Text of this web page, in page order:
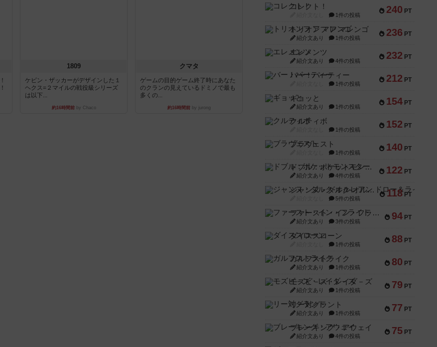
1809
ケビン・ザッカーがデザインした１
ヘクス=２マイルの戦役級シリーズ
は以下...
約16時間前by Chaco
クマタ
ゲームの目的ゲーム終了時にあなた
のクランの見えているドミノで最も
多くの...
約16時間前by jurong
240 PT
コレクト！
1件の投稿
236 PT
トリオンフ ア マレンゴ
紹介文あり 1件の投稿
232 PT
エレメンツ
紹介文あり 4件の投稿
212 PT
バー！パーティー
1件の投稿
154 PT
ギョッと
紹介文あり 1件の投稿
152 PT
クルティボ
1件の投稿
140 PT
ブラヴェスト
1件の投稿
122 PT
ドブル：ポケットモンスター
紹介文あり 4件の投稿
118 PT
ジャンヌ・ダルク-オルレアン ドロー＆ライト
5件の投稿
94 PT
ファースト・イン・フライト
紹介文あり 3件の投稿
88 PT
ダイススローン
1件の投稿
80 PT
ガルフストライク
紹介文あり 1件の投稿
79 PT
モズビ－ズ・レイダ－ズ
紹介文あり 1件の投稿
77 PT
リー対グラント
紹介文あり 1件の投稿
75 PT
ブレーキング・アウェイ
紹介文あり 4件の投稿